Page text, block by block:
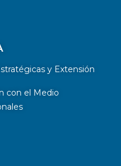
y Extensión
con el Medio